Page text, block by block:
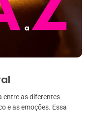
entre as diferentes
e as emoções. Essa